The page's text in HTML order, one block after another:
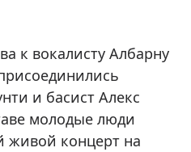
к вокалисту Албарну
и басист Алекс
молодые люди
живой концерт на